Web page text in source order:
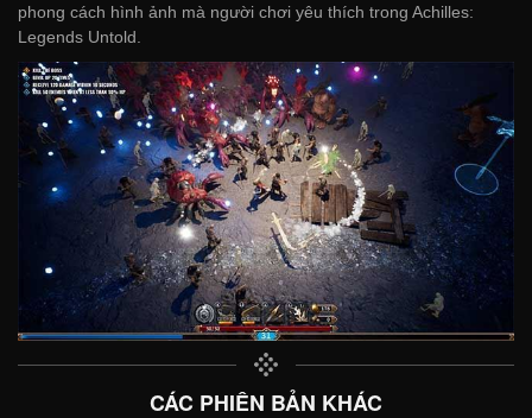
phong cách hình ảnh mà người chơi yêu thích trong Achilles:
Legends Untold.
CÁC PHIÊN BẢN KHÁC